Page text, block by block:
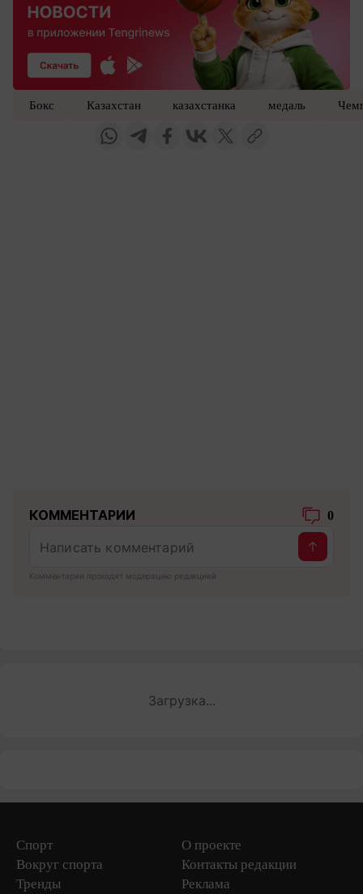
Бокс Казахстан казахстанка медаль
КОММЕНТАРИИ 0
Комментарии проходят модерацию редакцией
Загрузка...
Спорт
Вокруг спорта
Тренды
О проекте
Контакты редакции
Реклама